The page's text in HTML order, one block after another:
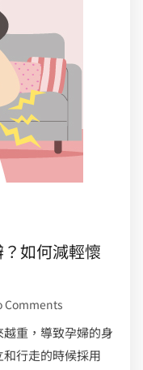
如何減輕懷
Comments
重，導致孕婦的身
行走的時候採用